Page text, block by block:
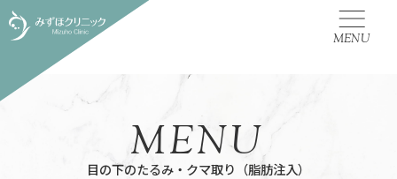
MENU
目の下のたるみ・クマ取り（脂肪注入）
MENU